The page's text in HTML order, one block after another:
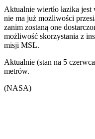
Aktualnie wiertło łazika
nie ma już możliwości
zanim zostaną one
możliwość skorzystania z
misji MSL.
Aktualnie (stan na 5
metrów.
(NASA)